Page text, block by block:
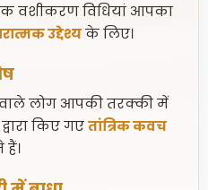
वशीकरण विधियां आपका
उद्देश्य के लिए।
लोग आपकी तरक्की में
किए गए तांत्रिक कवच
हैं।